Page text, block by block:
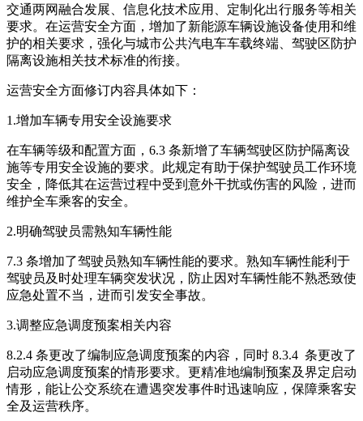
交通两网融合发展、信息化技术应用、定制化出行服务等相关
要求。在运营安全方面，增加了新能源车辆设施设备使用和维
护的相关要求，强化与城市公共汽电车车载终端、驾驶区防护
隔离设施相关技术标准的衔接。
运营安全方面修订内容具体如下：
1.增加车辆专用安全设施要求
在车辆等级和配置方面，6.3 条新增了车辆驾驶区防护隔离设
施等专用安全设施的要求。此规定有助于保护驾驶员工作环境
安全，降低其在运营过程中受到意外干扰或伤害的风险，进而
维护全车乘客的安全。
2.明确驾驶员需熟知车辆性能
7.3 条增加了驾驶员熟知车辆性能的要求。熟知车辆性能利于
驾驶员及时处理车辆突发状况，防止因对车辆性能不熟悉致使
应急处置不当，进而引发安全事故。
3.调整应急调度预案相关内容
8.2.4 条更改了编制应急调度预案的内容，同时 8.3.4 条更改了
启动应急调度预案的情形要求。更精准地编制预案及界定启动
情形，能让公交系统在遭遇突发事件时迅速响应，保障乘客安
全及运营秩序。